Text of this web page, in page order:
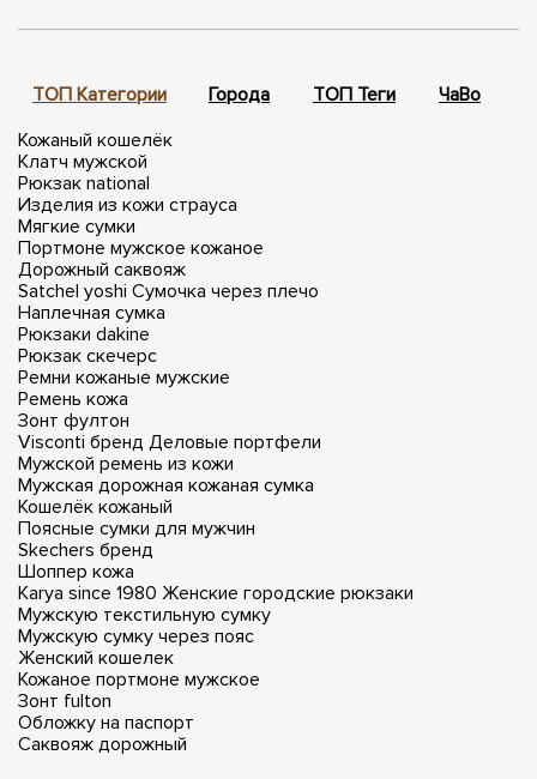
ТОП Категории Города ТОП Теги ЧаВо
Кожаный кошелёк
Клатч мужской
Рюкзак national
Изделия из кожи страуса
Мягкие сумки
Портмоне мужское кожаное
Дорожный саквояж
Satchel yoshi Сумочка через плечо
Наплечная сумка
Рюкзаки dakine
Рюкзак скечерс
Ремни кожаные мужские
Ремень кожа
Зонт фултон
Visconti бренд Деловые портфели
Мужской ремень из кожи
Мужская дорожная кожаная сумка
Кошелёк кожаный
Поясные сумки для мужчин
Skechers бренд
Шоппер кожа
Karya since 1980 Женские городские рюкзаки
Мужскую текстильную сумку
Мужскую сумку через пояс
Женский кошелек
Кожаное портмоне мужское
Зонт fulton
Обложку на паспорт
Саквояж дорожный